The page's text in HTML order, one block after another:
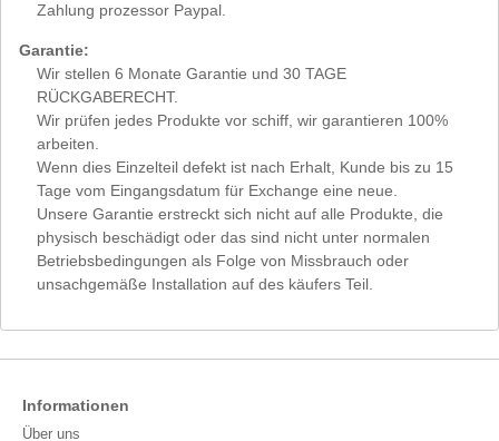
Zahlung prozessor Paypal.
Garantie:
Wir stellen 6 Monate Garantie und 30 TAGE
RÜCKGABERECHT.
Wir prüfen jedes Produkte vor schiff, wir garantieren 100%
arbeiten.
Wenn dies Einzelteil defekt ist nach Erhalt, Kunde bis zu 15
Tage vom Eingangsdatum für Exchange eine neue.
Unsere Garantie erstreckt sich nicht auf alle Produkte, die
physisch beschädigt oder das sind nicht unter normalen
Betriebsbedingungen als Folge von Missbrauch oder
unsachgemäße Installation auf des käufers Teil.
Informationen
Über uns